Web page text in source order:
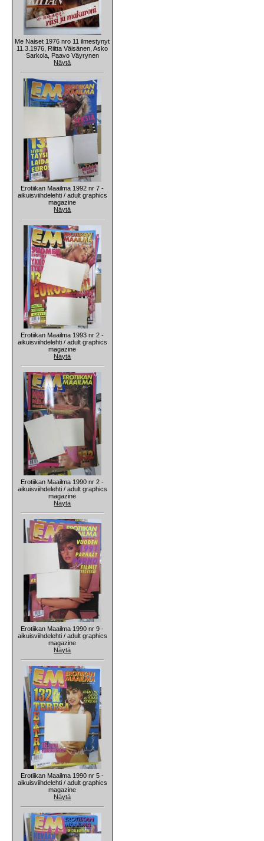
Me Naiset 1976 nro 11 ilmestynyt
11.3.1976, Riitta Väisänen, Asko
Sarkola, Paavo Väyrynen
Näytä
Erotiikan Maailma 1992 nr 7 -
aikuisviihdelehti / adult graphics
magazine
Näytä
Erotiikan Maailma 1993 nr 2 -
aikuisviihdelehti / adult graphics
magazine
Näytä
Erotiikan Maailma 1990 nr 2 -
aikuisviihdelehti / adult graphics
magazine
Näytä
Erotiikan Maailma 1990 nr 9 -
aikuisviihdelehti / adult graphics
magazine
Näytä
Erotiikan Maailma 1990 nr 5 -
aikuisviihdelehti / adult graphics
magazine
Näytä